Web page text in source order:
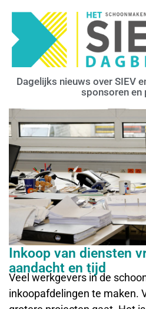
Dagelijks nieuws over SIEV
sponsoren en
Inkoop van diensten
aandacht en tijd
Veel werkgevers in de
inkoopafdelingen te maken.